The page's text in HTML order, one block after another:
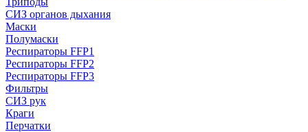
СИЗ органов дыхания
Маски
Полумаски
Респираторы FFP1
Респираторы FFP2
Респираторы FFP3
Фильтры
СИЗ рук
Краги
Перчатки